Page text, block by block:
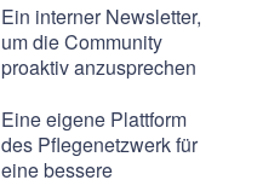
Ein interner Newsletter,
um die Community
proaktiv anzusprechen
Eine eigene Plattform
des Pflegenetzwerk für
eine bessere